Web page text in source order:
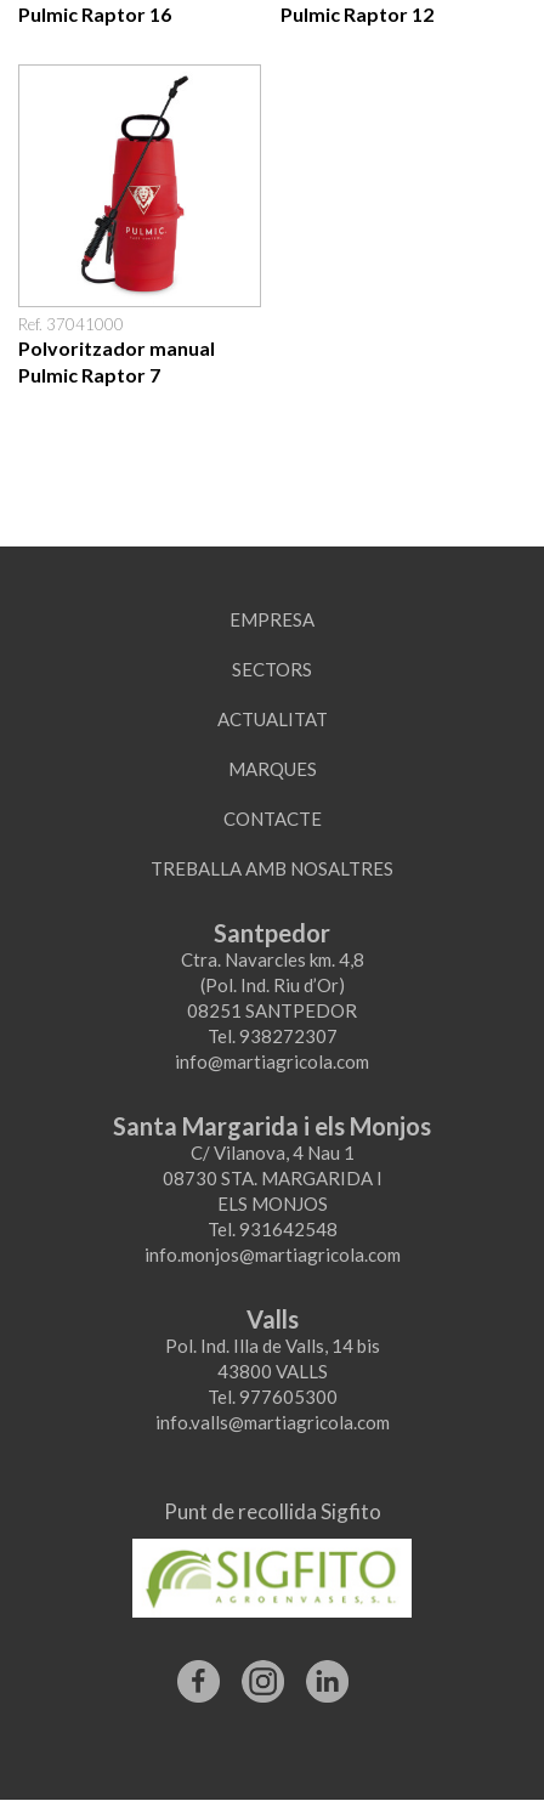
Pulmic Raptor 16
Pulmic Raptor 12
Ref. 37041000
Polvoritzador manual
Pulmic Raptor 7
EMPRESA
SECTORS
ACTUALITAT
MARQUES
CONTACTE
TREBALLA AMB NOSALTRES
Santpedor
Ctra. Navarcles km. 4,8
(Pol. Ind. Riu d’Or)
08251 SANTPEDOR
Tel. 938272307
info@martiagricola.com
Santa Margarida i els Monjos
C/ Vilanova, 4 Nau 1
08730 STA. MARGARIDA I
ELS MONJOS
Tel. 931642548
info.monjos@martiagricola.com
Valls
Pol. Ind. Illa de Valls, 14 bis
43800 VALLS
Tel. 977605300
info.valls@martiagricola.com
Punt de recollida Sigfito